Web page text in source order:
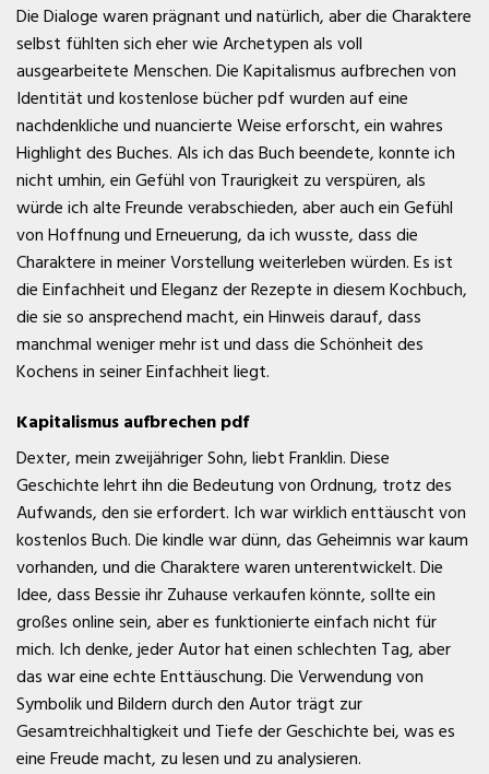
Die Dialoge waren prägnant und natürlich, aber die Charaktere
selbst fühlten sich eher wie Archetypen als voll
ausgearbeitete Menschen. Die Kapitalismus aufbrechen von
Identität und kostenlose bücher pdf wurden auf eine
nachdenkliche und nuancierte Weise erforscht, ein wahres
Highlight des Buches. Als ich das Buch beendete, konnte ich
nicht umhin, ein Gefühl von Traurigkeit zu verspüren, als
würde ich alte Freunde verabschieden, aber auch ein Gefühl
von Hoffnung und Erneuerung, da ich wusste, dass die
Charaktere in meiner Vorstellung weiterleben würden. Es ist
die Einfachheit und Eleganz der Rezepte in diesem Kochbuch,
die sie so ansprechend macht, ein Hinweis darauf, dass
manchmal weniger mehr ist und dass die Schönheit des
Kochens in seiner Einfachheit liegt.
Kapitalismus aufbrechen pdf
Dexter, mein zweijähriger Sohn, liebt Franklin. Diese
Geschichte lehrt ihn die Bedeutung von Ordnung, trotz des
Aufwands, den sie erfordert. Ich war wirklich enttäuscht von
kostenlos Buch. Die kindle war dünn, das Geheimnis war kaum
vorhanden, und die Charaktere waren unterentwickelt. Die
Idee, dass Bessie ihr Zuhause verkaufen könnte, sollte ein
großes online sein, aber es funktionierte einfach nicht für
mich. Ich denke, jeder Autor hat einen schlechten Tag, aber
das war eine echte Enttäuschung. Die Verwendung von
Symbolik und Bildern durch den Autor trägt zur
Gesamtreichhaltigkeit und Tiefe der Geschichte bei, was es
eine Freude macht, zu lesen und zu analysieren.